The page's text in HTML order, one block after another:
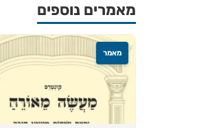
מאמרים נוספים
מאמר